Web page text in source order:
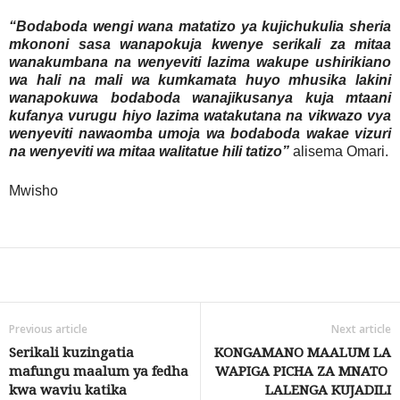
“Bodaboda wengi wana matatizo ya kujichukulia sheria
mkononi sasa wanapokuja kwenye serikali za mitaa
wanakumbana na wenyeviti lazima wakupe ushirikiano
wa hali na mali wa kumkamata huyo mhusika lakini
wanapokuwa bodaboda wanajikusanya kuja mtaani
kufanya vurugu hiyo lazima watakutana na vikwazo vya
wenyeviti nawaomba umoja wa bodaboda wakae vizuri
na wenyeviti wa mitaa walitatue hili tatizo” alisema Omari.
Mwisho
Previous article
Serikali kuzingatia
mafungu maalum ya fedha
kwa waviu katika
Next article
KONGAMANO MAALUM LA
WAPIGA PICHA ZA MNATO
LALENGA KUJADILI